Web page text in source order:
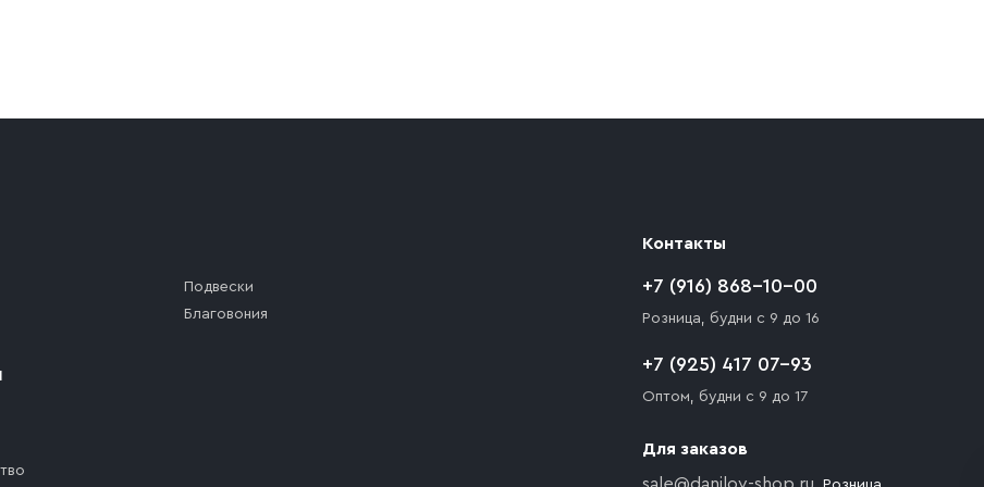
которое максимально близко к месту запланированной разгрузки товара и не нарушает правила
Подвески
Благовония
Контакты
+7 (916) 868-10-00
Розница, будни с 9 до 16
+7 (925) 417 07-93
Оптом, будни с 9 до 17
Для заказов